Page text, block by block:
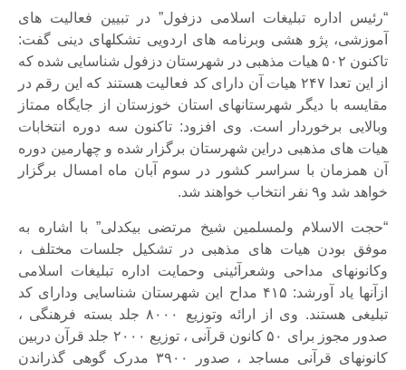
“رئیس اداره تبلیغات اسلامی دزفول” در تبیین فعالیت های
آموزشی، پژو هشی وبرنامه های اردویی تشکلهای دینی گفت:
تاکنون ۵۰۲ هیات مذهبی در شهرستان دزفول شناسایی شده که
از این تعدا ۲۴۷ هیات آن دارای کد فعالیت هستند که این رقم در
مقایسه با دیگر شهرستانهای استان خوزستان از جایگاه ممتاز
وبالایی برخوردار است. وی افزود: تاکنون سه دوره انتخابات
هیات های مذهبی دراین شهرستان برگزار شده و چهارمین دوره
آن همزمان با سراسر کشور در سوم آبان ماه امسال برگزار
خواهد شد و۹ نفر انتخاب خواهند شد.
“حجت الاسلام ولمسلمین شیخ مرتضی بیکدلی” با اشاره به
موفق بودن هیات های مذهبی در تشکیل جلسات مختلف ،
وکانونهای مداحی وشعرآئینی وحمایت اداره تبلیغات اسلامی
ازآنها یاد آورشد: ۴۱۵ مداح این شهرستان شناسایی ودارای کد
تبلیغی هستند. وی از ارائه وتوزیع ۸۰۰۰ جلد بسته فرهنگی ،
صدور مجوز برای ۵۰ کانون قرآنی ، توزیع ۲۰۰۰ جلد قرآن دربین
کانونهای قرآنی مساجد ، صدور ۳۹۰۰ مدرک گوهی گذراندن